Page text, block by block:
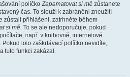
políčkoZapamatovat si mě zůstanete
čas. To slouží k zabránění zneužití
zůstali přihlášeni, zatrhněte během
si mě. To se ale nedoporučuje, pokud
např. v knihovně, internetové
toto zaškrtávací políčko nevidíte,
tuto funkci zakázal.